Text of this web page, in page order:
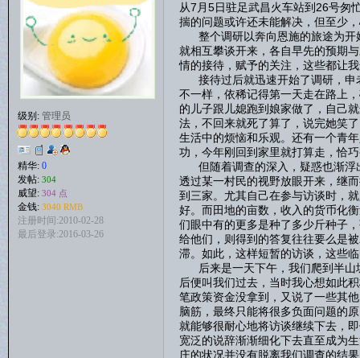
级别: 管理员
精华: 0
发帖: 304
威望: 304 点
金钱: 3040 RMB
注册时间:2010-02-28
最后登录:2016-03-26
从7月5日驻足武昌火车站到26号匆
揣的问题或许还未能解决，但至少
整个调研以奔向恩施的旅途为开
就相互攀谈开来，各自早先的预期
情的接待，赋予的关注，这些都让
接待过后就迅速开始了调研，申
不一样，依稀记得第一天走在路上
的儿子跟儿媳跑到娘家做了，自己
法，不回来就死了算了，说完她笑
生活中的烦恼和乐观。还有一个青
功，今年刚回到家里就打算走，恰
但随着调查的深入，疑惑也渐浮
透过某一村民的视野放眼开来，继
到三家。尤其自己在参与访谈时，
好。而田地的亩数，收入的货币化
们眼中有的更多是种了多少斤种子
给他们，则得到的答复往往要么是
滞。如此，这样短暂的访谈，这些
后来是一天下午，我们爬到半山
后便叫我们过去，当时我心想如此
笔政策资金没拿到，又说了一些其
脑筋，最终只能将很多负面问题的
就能够很耐心地将访谈继续下去，
宽泛的说辞渐渐细化下去直至成为
庄的状况并没有脱离我们调查的结